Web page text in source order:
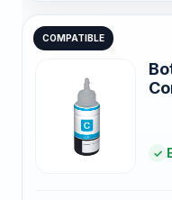
COMPATIBLE